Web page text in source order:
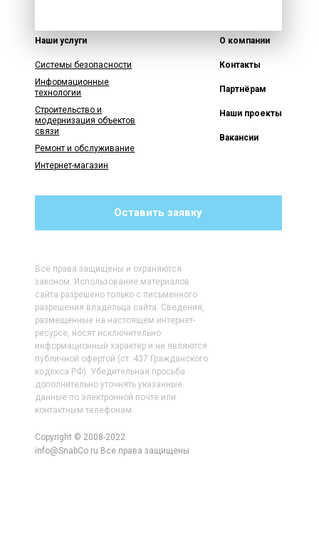
Наши услуги
Системы безопасности
Информационные
технологии
Строительство и
модернизация объектов
связи
Ремонт и обслуживание
Интернет-магазин
Оставить заявку
О компании
Контакты
Партнёрам
Наши проекты
Вакансии
Все права защищены и охраняются
законом. Использование материалов
сайта разрешено только с письменного
разрешения владельца сайта. Сведения,
размещенные на настоящем интернет-
ресурсе, носят исключительно
информационный характер и не являются
публичной офертой (ст. 437 Гражданского
кодекса РФ). Убедительная просьба
дополнительно уточнять указанные
данные по электронной почте или
контактным телефонам.
Copyright © 2008-2022
info@SnabCo.ru Все права защищены